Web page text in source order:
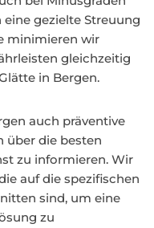
gezielte Streuung
minimieren wir
gleichzeitig
in Bergen.
auch präventive
über die besten
zu informieren. Wir
auf die spezifischen
sind, um eine
zu